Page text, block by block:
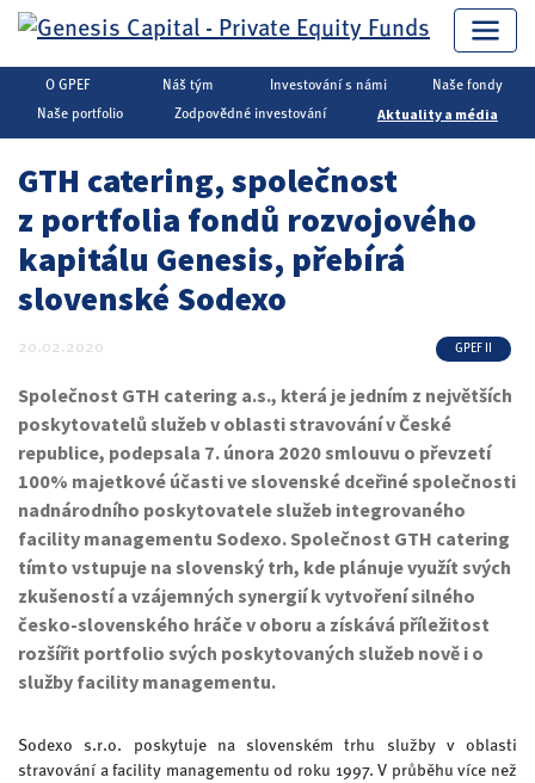
O GPEF Náš tým Investování s námi Naše fondy
Naše portfolio Zodpovědné investování Aktuality a média
GTH catering, společnost
z portfolia fondů rozvojového
kapitálu Genesis, přebírá
slovenské Sodexo
20.02.2020 GPEF II
Společnost GTH catering a.s., která je jedním z největších
poskytovatelů služeb v oblasti stravování v České
republice, podepsala 7. února 2020 smlouvu o převzetí
100% majetkové účasti ve slovenské dceřiné společnosti
nadnárodního poskytovatele služeb integrovaného
facility managementu Sodexo. Společnost GTH catering
tímto vstupuje na slovenský trh, kde plánuje využít svých
zkušeností a vzájemných synergií k vytvoření silného
česko-slovenského hráče v oboru a získává příležitost
rozšířit portfolio svých poskytovaných služeb nově i o
služby facility managementu.
Sodexo s.r.o. poskytuje na slovenském trhu služby v oblasti
stravování a facility managementu od roku 1997. V průběhu více než